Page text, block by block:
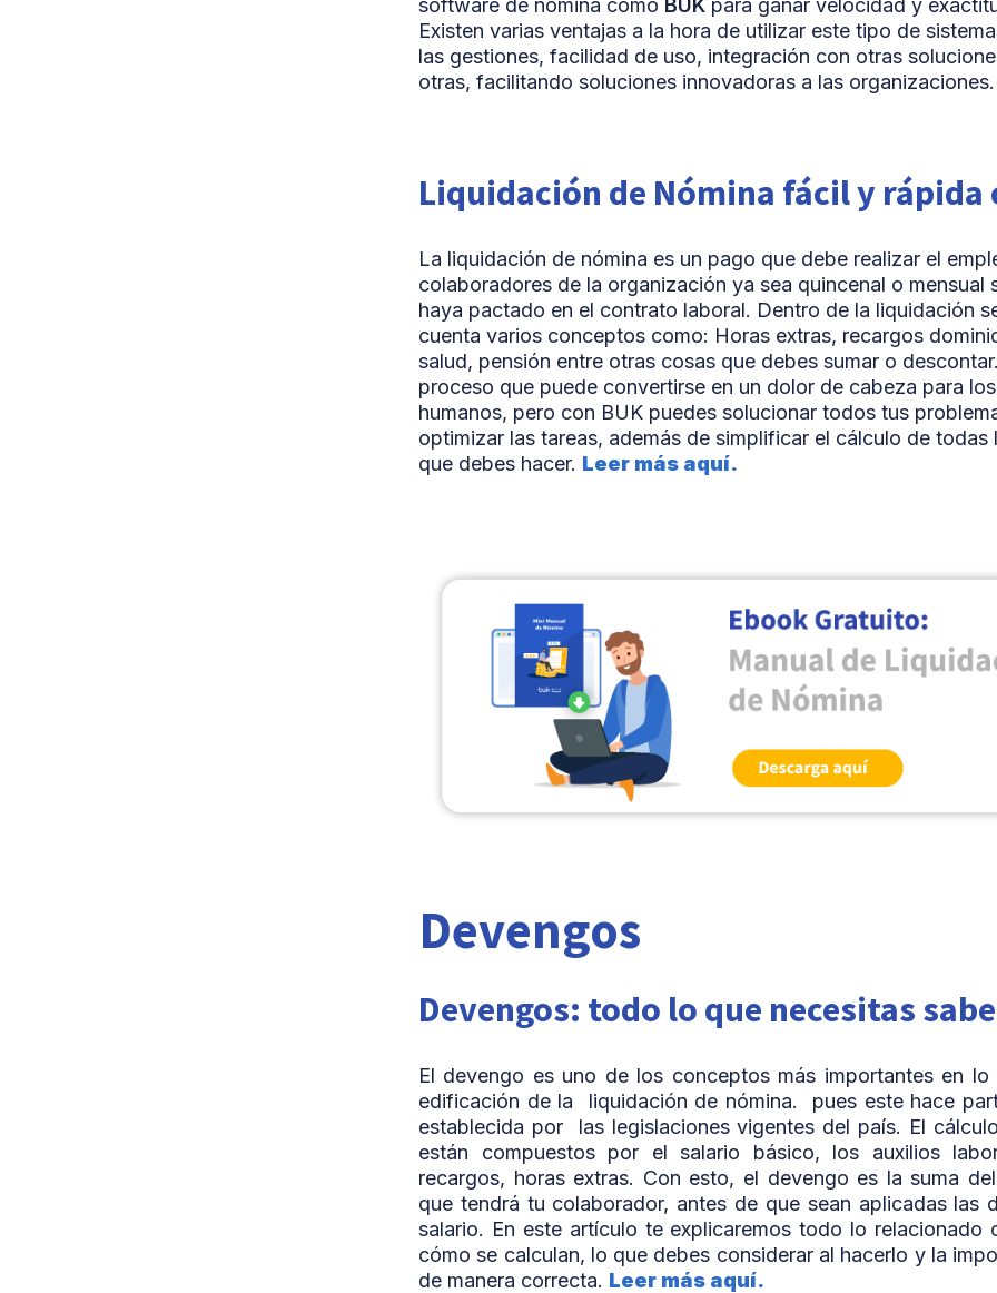
software de nómina como BUK para ganar velocidad y
Existen varias ventajas a la hora de utilizar este tipo de
las gestiones, facilidad de uso, integración con otras
otras, facilitando soluciones innovadoras a las
Liquidación de Nómina fácil y rápida
La liquidación de nómina es un pago que debe realizar el
colaboradores de la organización ya sea quincenal o mensual
haya pactado en el contrato laboral. Dentro de la liquidación
cuenta varios conceptos como: Horas extras, recargos
salud, pensión entre otras cosas que debes sumar o
proceso que puede convertirse en un dolor de cabeza para
humanos, pero con BUK puedes solucionar todos tus
optimizar las tareas, además de simplificar el cálculo de todas
que debes hacer. Leer más aquí.
Devengos
Devengos: todo lo que necesitas
El devengo es uno de los conceptos más importantes en
edificación de la liquidación de nómina. pues este hace
establecida por las legislaciones vigentes del país. El
están compuestos por el salario básico, los auxilios
recargos, horas extras. Con esto, el devengo es la suma
que tendrá tu colaborador, antes de que sean aplicadas las
salario. En este artículo te explicaremos todo lo relacionado
cómo se calculan, lo que debes considerar al hacerlo y la
de manera correcta. Leer más aquí.